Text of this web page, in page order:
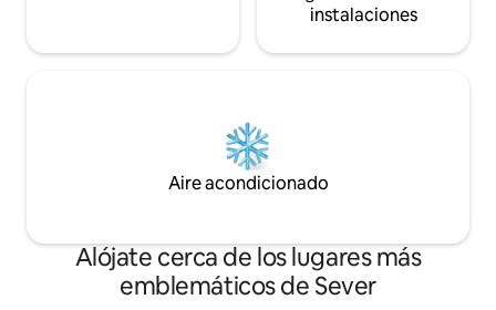
instalaciones
Aire acondicionado
Alójate cerca de los lugares más
emblemáticos de Sever